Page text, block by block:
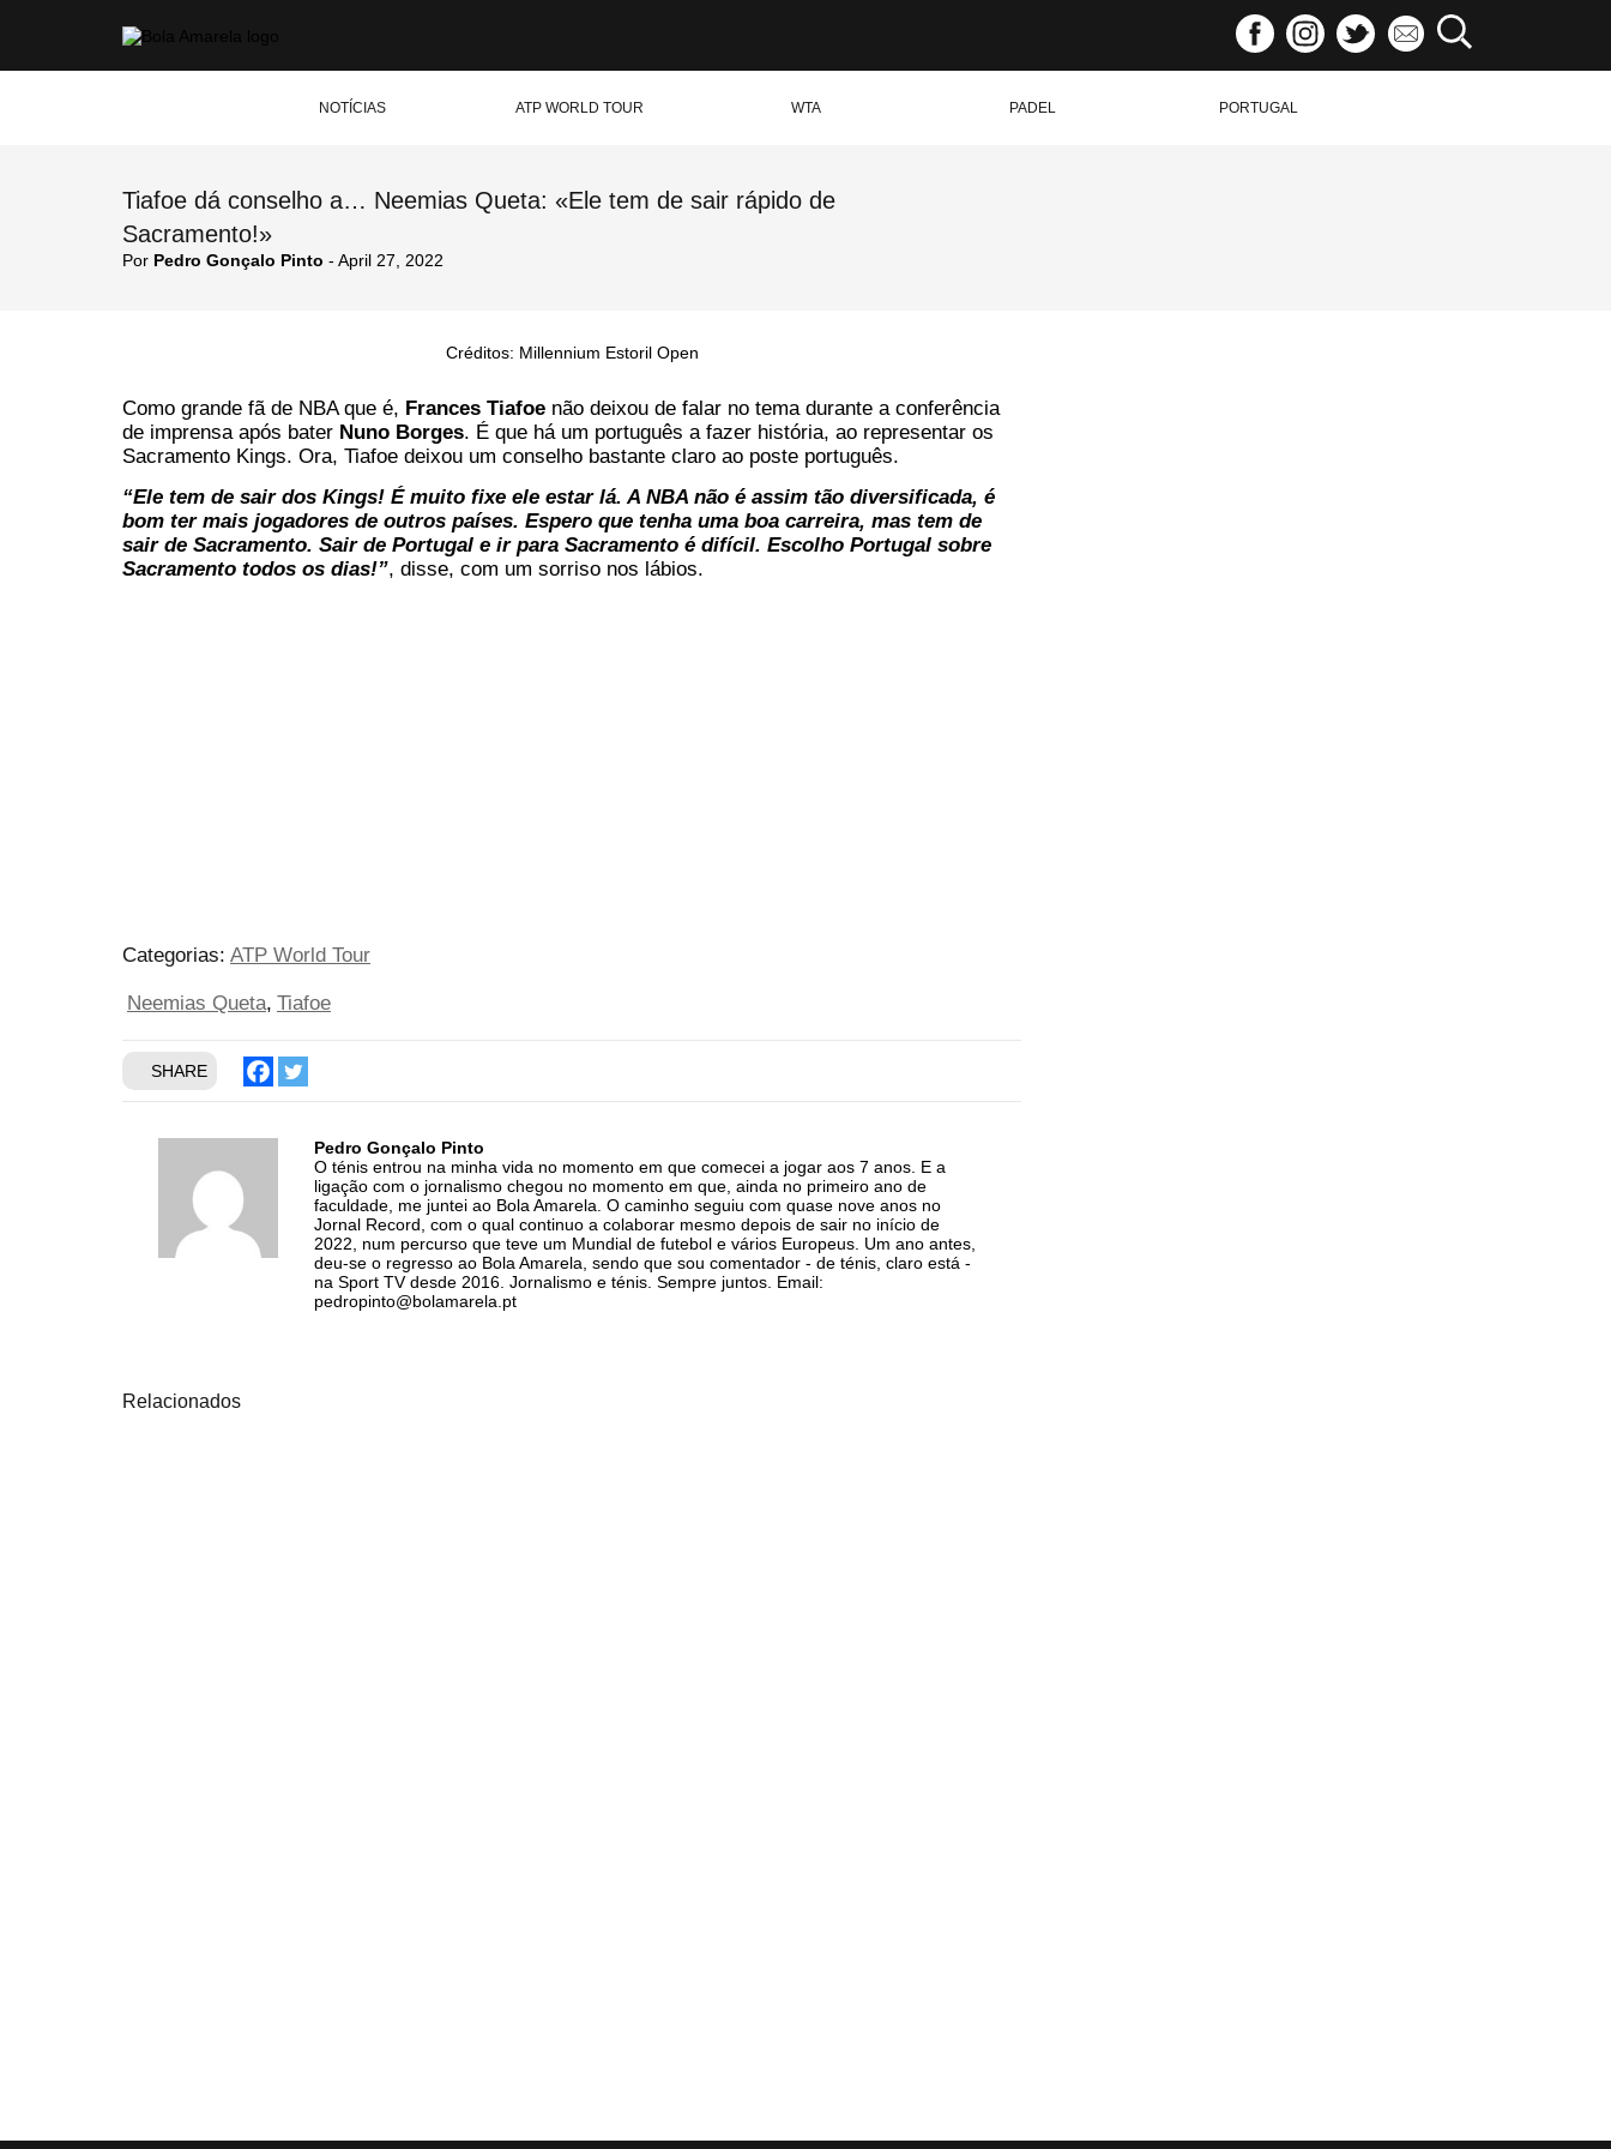
NOTÍCIAS ATP WORLD TOUR WTA PADEL PORTUGAL
Tiafoe dá conselho a… Neemias Queta: «Ele tem de sair rápido de
Sacramento!»
Por Pedro Gonçalo Pinto - April 27, 2022
Créditos: Millennium Estoril Open
Como grande fã de NBA que é, Frances Tiafoe não deixou de falar no tema durante a conferência
de imprensa após bater Nuno Borges. É que há um português a fazer história, ao representar os
Sacramento Kings. Ora, Tiafoe deixou um conselho bastante claro ao poste português.
“Ele tem de sair dos Kings! É muito fixe ele estar lá. A NBA não é assim tão diversificada, é
bom ter mais jogadores de outros países. Espero que tenha uma boa carreira, mas tem de
sair de Sacramento. Sair de Portugal e ir para Sacramento é difícil. Escolho Portugal sobre
Sacramento todos os dias!”, disse, com um sorriso nos lábios.
Categorias: ATP World Tour
Neemias Queta Tiafoe
SHARE
Pedro Gonçalo Pinto
O ténis entrou na minha vida no momento em que comecei a jogar aos 7 anos. E a
ligação com o jornalismo chegou no momento em que, ainda no primeiro ano de
faculdade, me juntei ao Bola Amarela. O caminho seguiu com quase nove anos no
Jornal Record, com o qual continuo a colaborar mesmo depois de sair no início de
2022, num percurso que teve um Mundial de futebol e vários Europeus. Um ano antes,
deu-se o regresso ao Bola Amarela, sendo que sou comentador - de ténis, claro está -
na Sport TV desde 2016. Jornalismo e ténis. Sempre juntos. Email:
pedropinto@bolamarela.pt
Relacionados